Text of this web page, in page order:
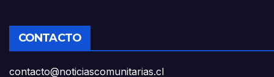
CONTACTO
contacto@noticiascomunitarias.cl